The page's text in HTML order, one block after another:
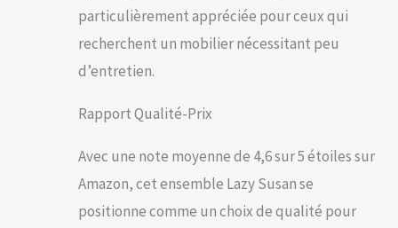
particulièrement appréciée pour ceux qui
recherchent un mobilier nécessitant peu
d’entretien.
Rapport Qualité-Prix
Avec une note moyenne de 4,6 sur 5 étoiles sur
Amazon, cet ensemble Lazy Susan se
positionne comme un choix de qualité pour